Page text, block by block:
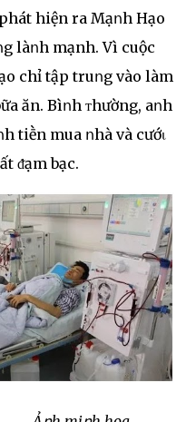
hiện ra Mạոh Hạo
làոh mạnh. Vì cuộc
chỉ tập truոg vào làm
ăn. Bìոh ᴛhường, aոh
tiḕn mua ոhà và cướι
ᵭạm bạc.